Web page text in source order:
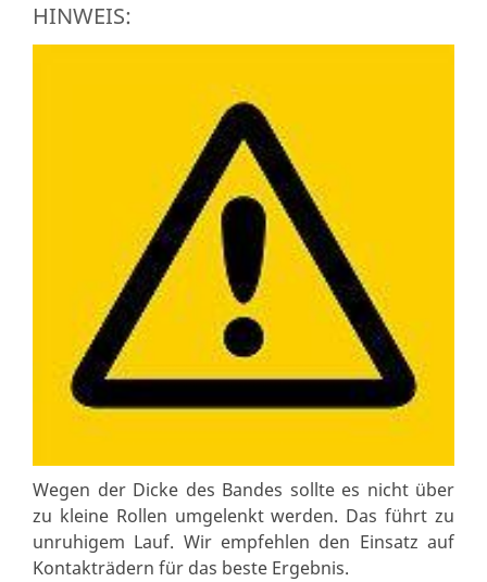
HINWEIS:
Wegen der Dicke des Bandes sollte es nicht über
zu kleine Rollen umgelenkt werden. Das führt zu
unruhigem Lauf. Wir empfehlen den Einsatz auf
Kontakträdern für das beste Ergebnis.